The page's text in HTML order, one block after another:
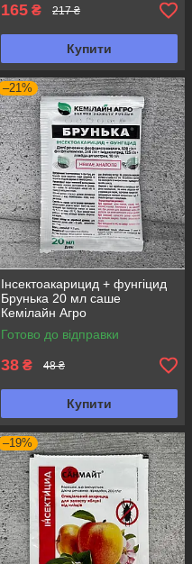
165 ₴ 217 ₴
Купити
–21%
Інсектоакарицид + фунгіцид
Брунька 20 мл саше
Кемілайн Агро
Готово до відправки
38 ₴ 48 ₴
Купити
–19%